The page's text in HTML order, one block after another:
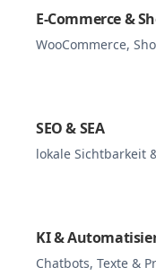
E-Commerce &
WooCommerce,
SEO & SEA
lokale Sichtbarkeit
KI &
Chatbots, Texte &